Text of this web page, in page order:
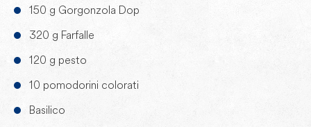
150 g Gorgonzola Dop
320 g Farfalle
120 g pesto
10 pomodorini colorati
Basilico